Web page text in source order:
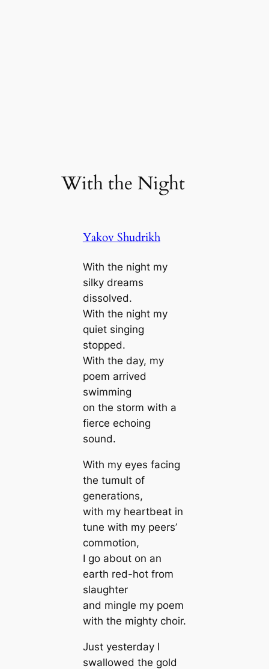
With the Night
Yakov Shudrikh
With the night my
silky dreams
dissolved.
With the night my
quiet singing
stopped.
With the day, my
poem arrived
swimming
on the storm with a
fierce echoing
sound.
With my eyes facing
the tumult of
generations,
with my heartbeat in
tune with my peers’
commotion,
I go about on an
earth red-hot from
slaughter
and mingle my poem
with the mighty choir.
Just yesterday I
swallowed the gold